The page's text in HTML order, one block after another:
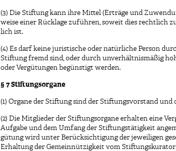
(3) Die Stiftung kann ihre Mittel (Erträge und
weise einer Rücklage zuführen, soweit dies rechtlich
lich ist.
(4) Es darf keine juristische oder natürliche Person
Stiftung fremd sind, oder durch unverhältnismäßig
oder Vergütungen begünstigt werden.
§ 7 Stiftungsorgane
(1) Organe der Stiftung sind der Stiftungsvorstand
(2) Die Mitglieder der Stiftungsorgane erhalten eine
Aufgabe und dem Umfang der Stiftungstätigkeit
gütung wird unter Berücksichtigung der jeweiligen
Erhaltung der Gemeinnützigkeit vom